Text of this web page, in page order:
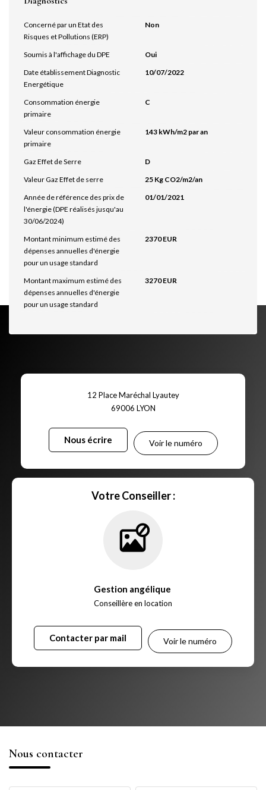
Concerné par un Etat des
Risques et Pollutions (ERP)
Non
Soumis à l'affichage du DPE
Oui
Date établissement Diagnostic
Energétique
10/07/2022
Consommation énergie
primaire
C
Valeur consommation énergie
primaire
143 kWh/m2 par an
Gaz Effet de Serre
D
Valeur Gaz Effet de serre
25 Kg CO2/m2/an
Année de référence des prix de
l'énergie (DPE réalisés jusqu'au
30/06/2024)
01/01/2021
Montant minimum estimé des
dépenses annuelles d'énergie
pour un usage standard
2370 EUR
Montant maximum estimé des
dépenses annuelles d'énergie
pour un usage standard
3270 EUR
12 Place Maréchal Lyautey
69006 LYON
Nous écrire Voir le numéro
Votre Conseiller :
Gestion angélique
Conseillère en location
Contacter par mail Voir le numéro
Nous contacter